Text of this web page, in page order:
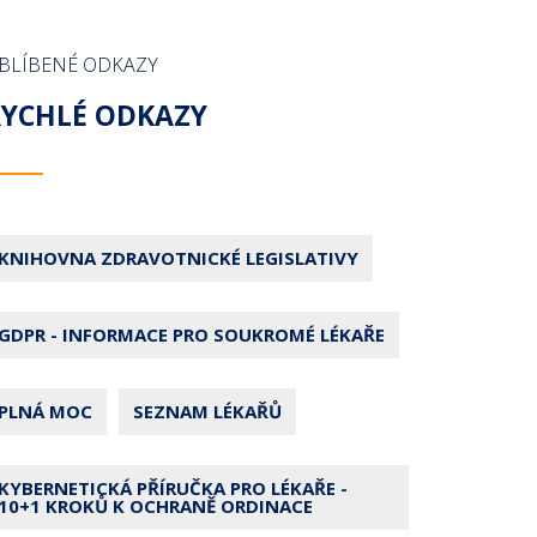
ODKAZY
ODKAZY
ZDRAVOTNICKÉ LEGISLATIVY
- INFORMACE PRO SOUKROMÉ LÉKAŘE
MOC SEZNAM LÉKAŘŮ
PŘÍRUČKA PRO LÉKAŘE -
KROKŮ K OCHRANĚ ORDINACE